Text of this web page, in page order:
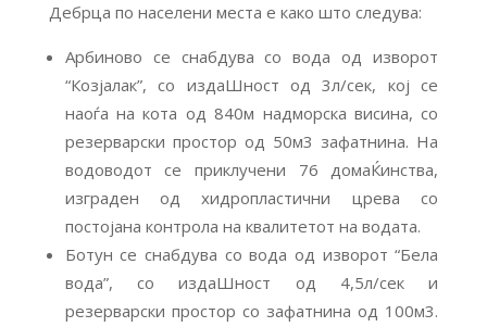
Дебрца по населени места е како што следува:
Арбиново се снабдува со вода од изворот
“Козјалак”, со издаШност од 3л/сек, кој се
наоѓа на кота од 840м надморска висина, со
резерварски простор од 50м3 зафатнина. На
водоводот се приклучени 76 домаЌинства,
изграден од хидропластични црева со
постојана контрола на квалитетот на водата.
Ботун се снабдува со вода од изворот “Бела
вода”, со издаШност од 4,5л/сек и
резерварски простор со зафатнина од 100м3.